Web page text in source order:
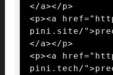
</a></p>
<p><a
pini.site/
</a></p>
<p><a
pini.tech/